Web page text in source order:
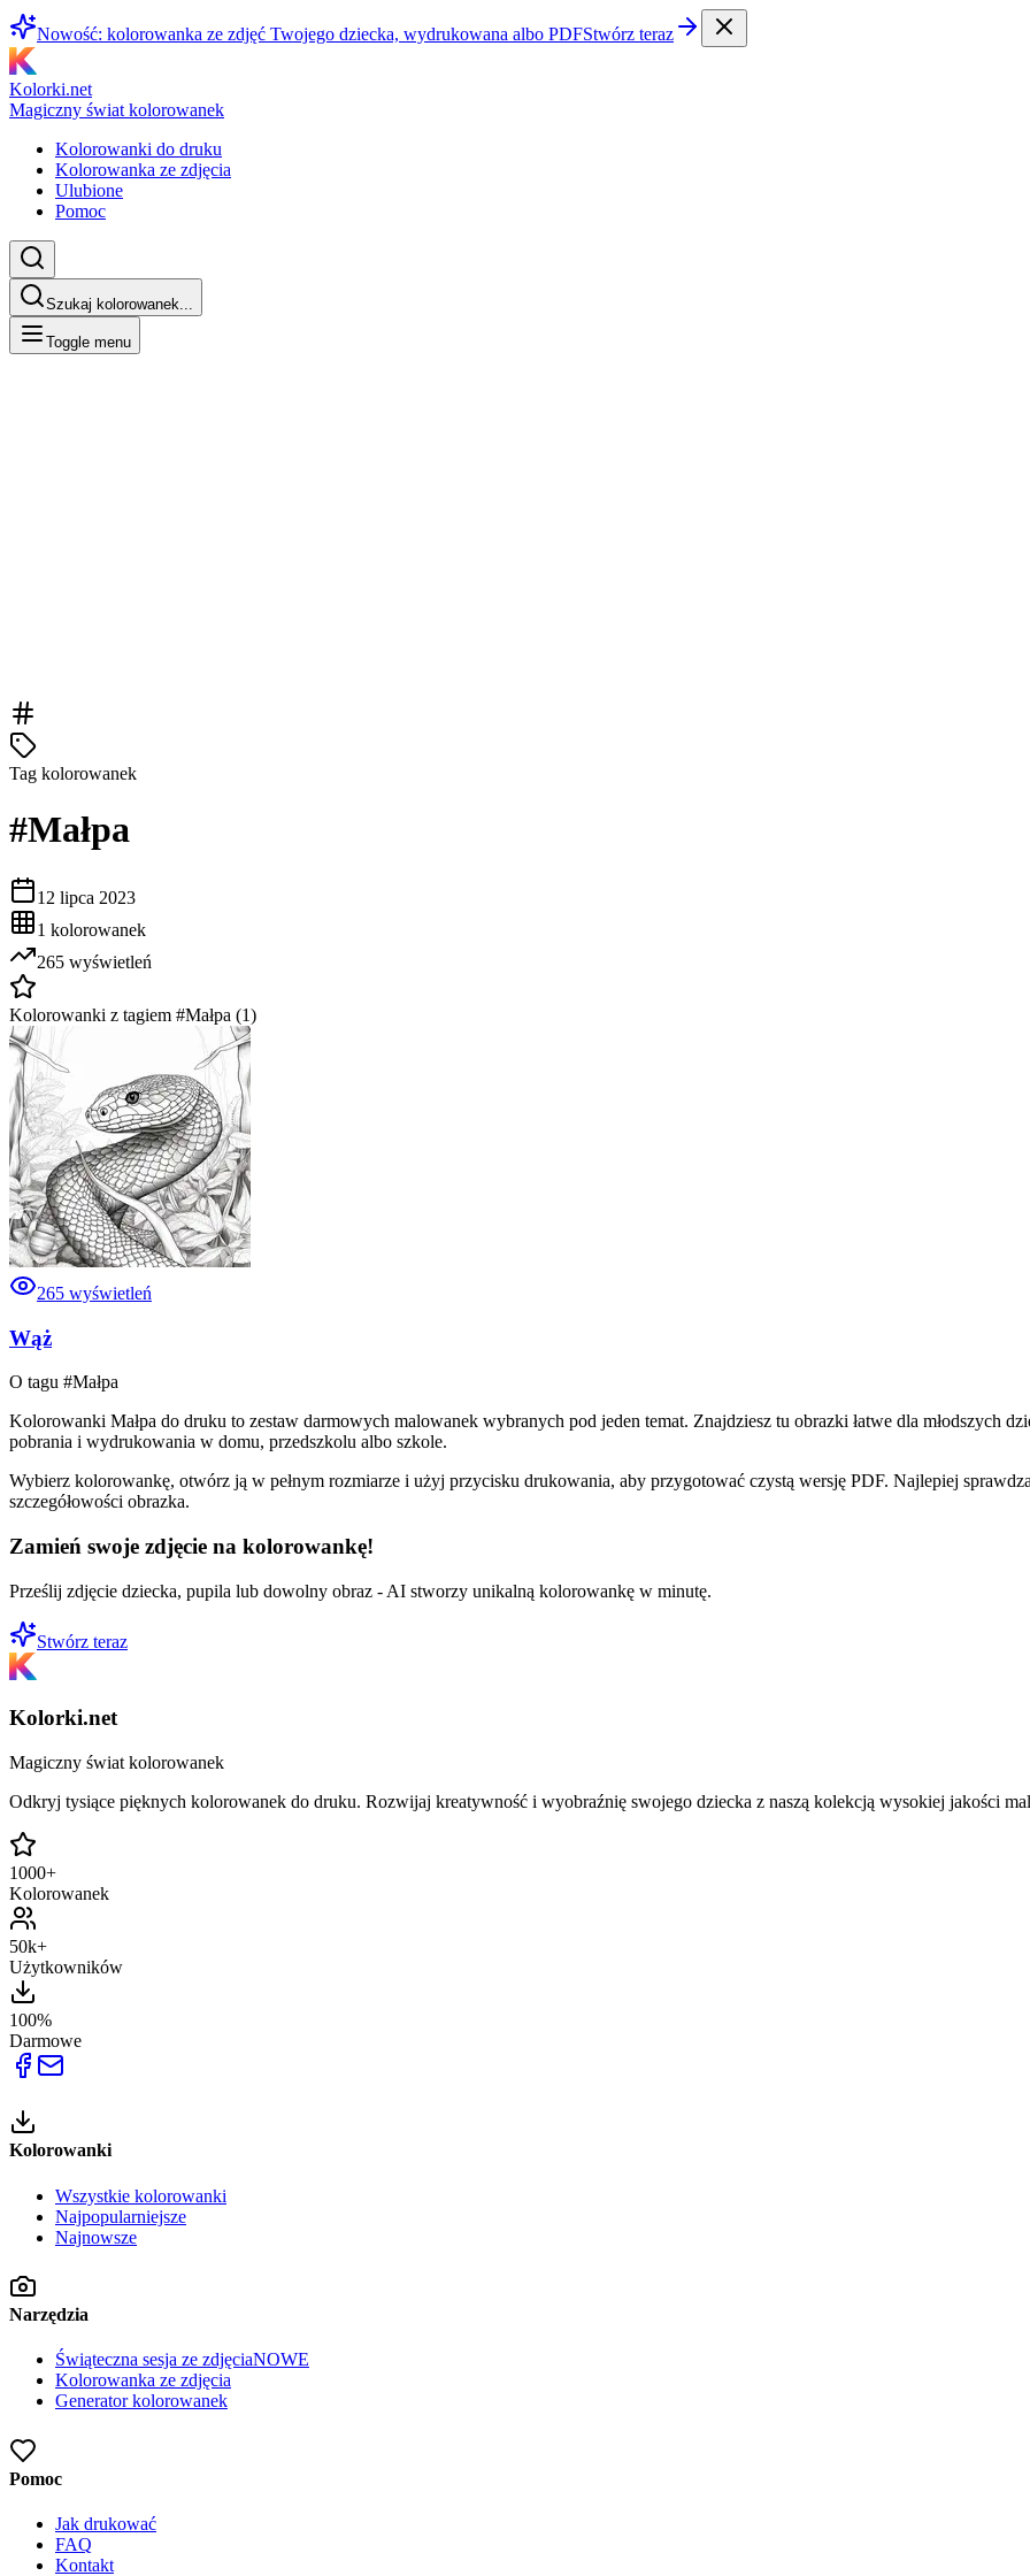
Nowość: kolorowanka ze zdjęć Twojego dziecka, wydrukowana albo PDFStwórz teraz
Kolorki.net
Magiczny świat kolorowanek
Kolorowanki do druku
Kolorowanka ze zdjęcia
Ulubione
Pomoc
Szukaj kolorowanek...
Toggle menu
Tag kolorowanek
#Małpa
12 lipca 2023
1 kolorowanek
265 wyświetleń
Kolorowanki z tagiem #Małpa (1)
265 wyświetleń
Wąż
O tagu #Małpa
Kolorowanki Małpa do druku to zestaw darmowych malowanek wybranych pod jeden temat. Znajdziesz tu obrazki łatwe dla młodszych
pobrania i wydrukowania w domu, przedszkolu albo szkole.
Wybierz kolorowankę, otwórz ją w pełnym rozmiarze i użyj przycisku drukowania, aby przygotować czystą wersję PDF. Najlepiej
szczegółowości obrazka.
Zamień swoje zdjęcie na kolorowankę!
Prześlij zdjęcie dziecka, pupila lub dowolny obraz - AI stworzy unikalną kolorowankę w minutę.
Stwórz teraz
Kolorki.net
Magiczny świat kolorowanek
Odkryj tysiące pięknych kolorowanek do druku. Rozwijaj kreatywność i wyobraźnię swojego dziecka z naszą kolekcją wysokiej jakości
1000+
Kolorowanek
50k+
Użytkowników
100%
Darmowe
Kolorowanki
Wszystkie kolorowanki
Najpopularniejsze
Najnowsze
Narzędzia
Świąteczna sesja ze zdjęciaNOWE
Kolorowanka ze zdjęcia
Generator kolorowanek
Pomoc
Jak drukować
FAQ
Kontakt